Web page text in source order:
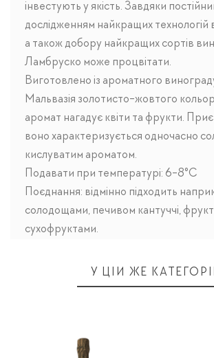
інвестують у якість. Завдяки
дослідженням найкращих
а також добору найкращих сортів
Ламбруско може процвітати.
Виготовлено із ароматного
Мальвазія золотисто-жовтого
аромат нагадує квіти та фрукти.
воно характеризується одночасно
кислуватим ароматом.
Подавати при температурі: 6-8°C
Поєднання: відмінно підходить
солодощами, печивом кантуччі,
сухофруктами.
У ЦІЙ ЖЕ КАТЕГОРІЇ